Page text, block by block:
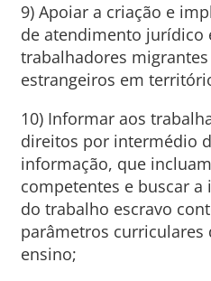
9) Apoiar a criação e
de atendimento jurídico
trabalhadores
estrangeiros em
10) Informar aos
direitos por intermédio
informação, que
competentes e buscar
do trabalho escravo
parâmetros curriculares
ensino;